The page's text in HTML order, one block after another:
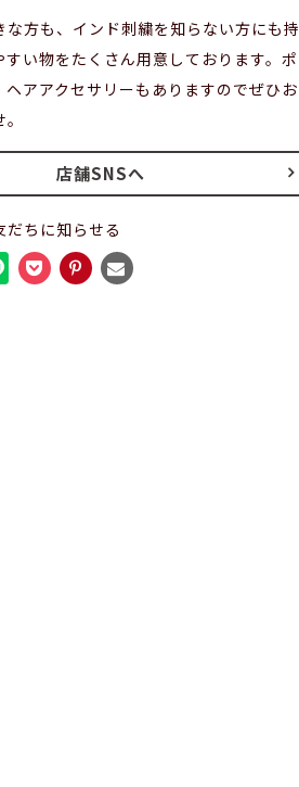
な方も、インド刺繍を知らない方にも持
すい物をたくさん用意しております。ポ
ヘアアクセサリーもありますのでぜひお
店舗SNSへ
だちに知らせる